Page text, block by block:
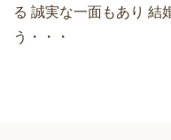
る 誠実な一面もあり 結
う・・・